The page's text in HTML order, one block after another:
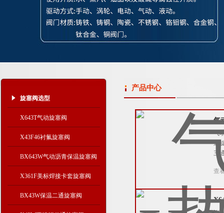
旋塞阀选型
X643T气动旋塞阀
X43F46衬氟旋塞阀
BX643W气动沥青保温旋塞阀
X361F美标焊接卡套旋塞阀
BX43W保温二通旋塞阀
产品中心
气
气
通
三
查